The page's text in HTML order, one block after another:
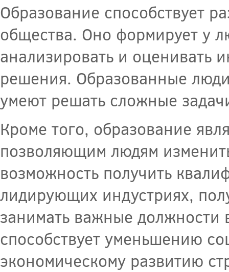
Образование способствует
общества. Оно формирует у
анализировать и
решения. Образованные
умеют решать сложные
Кроме того, образование
позволяющим людям
возможность получить
лидирующих индустриях,
занимать важные должности
способствует уменьшению
экономическому развитию